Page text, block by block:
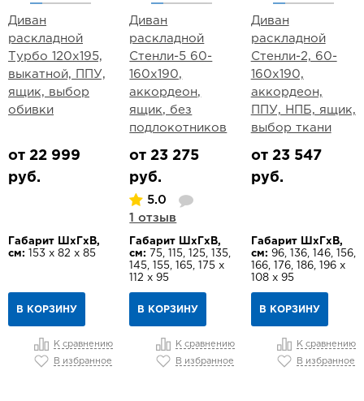
Диван
раскладной
Турбо 120х195,
выкатной, ППУ,
ящик, выбор
обивки
от 22 999
руб.
Габарит ШхГхВ,
см: 153 х 82 х 85
В КОРЗИНУ
К сравнению
В избранное
Диван
раскладной
Стенли-5 60-
160х190,
аккордеон,
ящик, без
подлокотников
от 23 275
руб.
5.0
1 отзыв
Габарит ШхГхВ,
см:
75, 115, 125, 135,
145, 155, 165, 175 х
112 х 95
В КОРЗИНУ
К сравнению
В избранное
Диван
раскладной
Стенли-2, 60-
160х190,
аккордеон,
ППУ, НПБ, ящик,
выбор ткани
от 23 547
руб.
Габарит ШхГхВ,
см: 96, 136, 146, 156,
166, 176, 186, 196 х
108 х 95
В КОРЗИНУ
К сравнению
В избранное